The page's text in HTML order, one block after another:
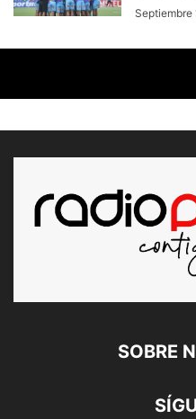
Septiembre
SOBRE